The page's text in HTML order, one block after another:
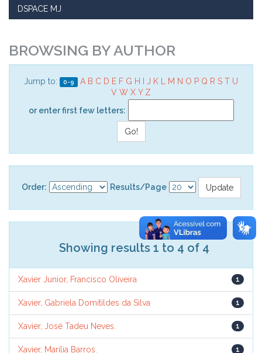
DSPACE MJ
BROWSING BY AUTHOR
Jump to: 0-9 A B C D E F G H J K M N O P Q R S T U
V W X Y Z
or enter first few letters:
Order: Results/Page
Showing results 1 to 4 of 4
Xavier Junior, Francisco Oliveira 1
Xavier, Gabriela Domitildes da Silva 1
Xavier, José Tadeu Neves. 1
Xavier, Marília Barros. 1